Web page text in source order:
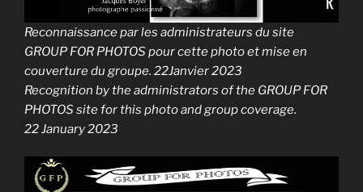
Reconnaissance par les administrateurs du site
GROUP FOR PHOTOS pour cette photo et mise en
couverture du groupe. 22Janvier 2023
Recognition by the administrators of the GROUP FOR
PHOTOS site for this photo and group coverage.
22 January 2023